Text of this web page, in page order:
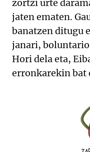
zortzi urte
jaten ematen.
banatzen ditugu
janari, boluntario
Hori dela eta,
erronkarekin bat